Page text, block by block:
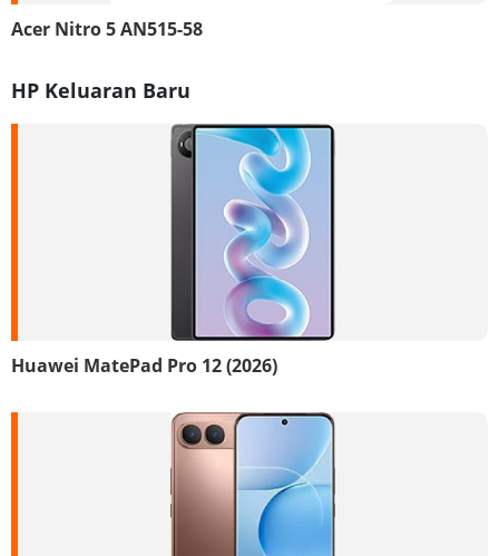
Acer Nitro 5 AN515-58
HP Keluaran Baru
Huawei MatePad Pro 12 (2026)